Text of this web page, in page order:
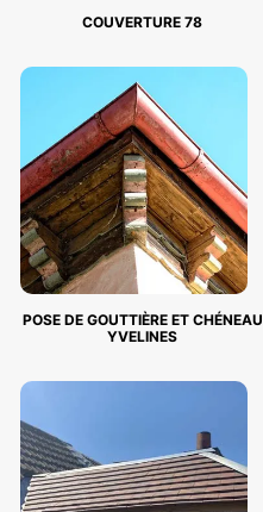
COUVERTURE 78
POSE DE GOUTTIÈRE ET CHÉNEAU
YVELINES